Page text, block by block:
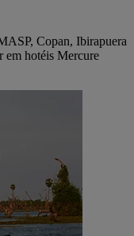
Copan, Ibirapuera
em hotéis Mercure